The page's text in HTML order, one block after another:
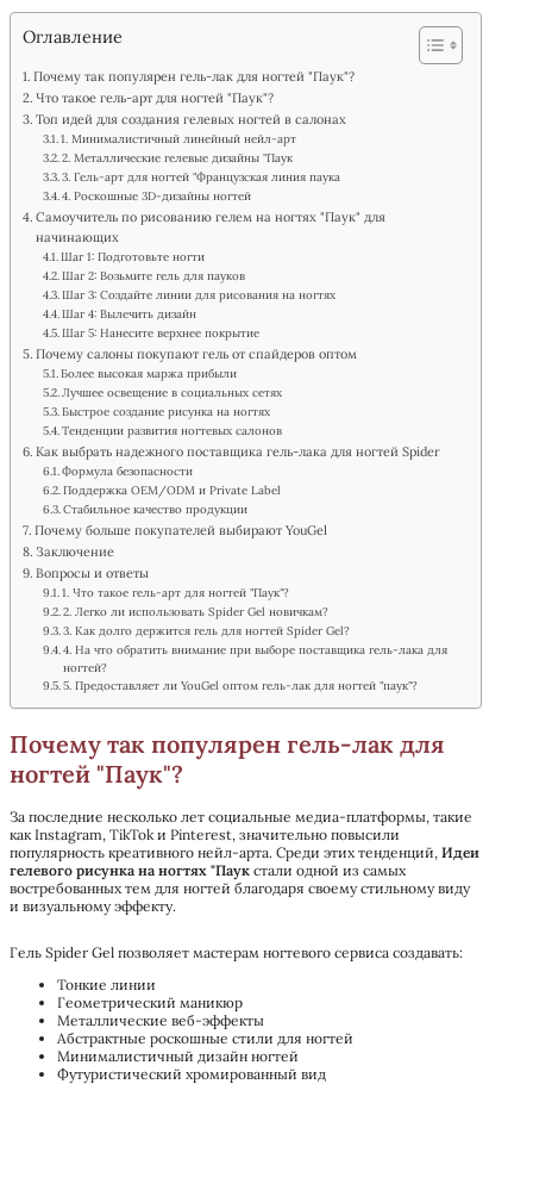
Оглавление
Почему так популярен гель-лак для ногтей "Паук"?
Что такое гель-арт для ногтей "Паук"?
Топ идей для создания гелевых ногтей в салонах
1. Минималистичный линейный нейл-арт
2. Металлические гелевые дизайны "Паук
3. Гель-арт для ногтей "Французская линия паука
4. Роскошные 3D-дизайны ногтей
Самоучитель по рисованию гелем на ногтях "Паук" для
начинающих
Шаг 1: Подготовьте ногти
Шаг 2: Возьмите гель для пауков
Шаг 3: Создайте линии для рисования на ногтях
Шаг 4: Вылечить дизайн
Шаг 5: Нанесите верхнее покрытие
Почему салоны покупают гель от спайдеров оптом
Более высокая маржа прибыли
Лучшее освещение в социальных сетях
Быстрое создание рисунка на ногтях
Тенденции развития ногтевых салонов
Как выбрать надежного поставщика гель-лака для ногтей Spider
Формула безопасности
Поддержка OEM/ODM и Private Label
Стабильное качество продукции
Почему больше покупателей выбирают YouGel
Заключение
Вопросы и ответы
1. Что такое гель-арт для ногтей "Паук"?
2. Легко ли использовать Spider Gel новичкам?
3. Как долго держится гель для ногтей Spider Gel?
4. На что обратить внимание при выборе поставщика гель-лака для
ногтей?
5. Предоставляет ли YouGel оптом гель-лак для ногтей "паук"?
Почему так популярен гель-лак для
ногтей "Паук"?
За последние несколько лет социальные медиа-платформы, такие
как Instagram, TikTok и Pinterest, значительно повысили
популярность креативного нейл-арта. Среди этих тенденций, Идеи
гелевого рисунка на ногтях "Паук стали одной из самых
востребованных тем для ногтей благодаря своему стильному виду
и визуальному эффекту.
Гель Spider Gel позволяет мастерам ногтевого сервиса создавать:
Тонкие линии
Геометрический маникюр
Металлические веб-эффекты
Абстрактные роскошные стили для ногтей
Минималистичный дизайн ногтей
Футуристический хромированный вид